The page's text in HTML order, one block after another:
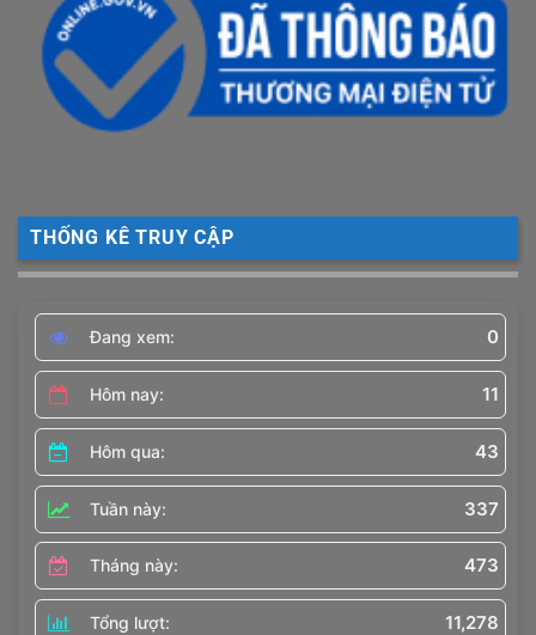
THỐNG KÊ TRUY CẬP
Đang xem: 0
Hôm nay: 11
Hôm qua: 43
Tuần này: 337
Tháng này: 473
Tổng lượt: 11,278